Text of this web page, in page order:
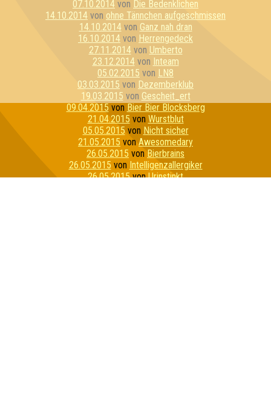
07.10.2014 von Die Bedenklichen
14.10.2014 von ohne Tännchen aufgeschmissen
14.10.2014von Ganz nah dran
16.10.2014 von Herrengedeck
27.11.2014von Umberto
23.12.2014von Inteam
05.02.2015 von LN8
03.03.2015 von Dezemberklub
19.03.2015 von Gescheit_ert
09.04.2015 von Bier Bier Blocksberg
21.04.2015 von Wurstblut
05.05.2015 von Nicht sicher
21.05.2015 von Awesomedary
26.05.2015 von Bierbrains
26.05.2015 von Intelligenzallergiker
26.05.2015vonUrinstinkt